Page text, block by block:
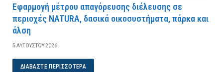
Εφαρμογή μέτρου απαγόρευσης διέλευσης σε
περιοχές NATURA, δασικά οικοσυστήματα, πάρκα και
άλση
5 ΑΥΓΟΎΣΤΟΥ 2026
ΔΙΑΒΆΣΤΕ ΠΕΡΙΣΣΌΤΕΡΑ